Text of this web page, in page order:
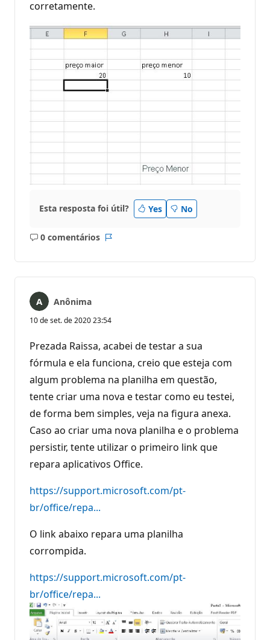
corretamente.
Esta resposta foi útil? Yes No
0 comentários
Sem
Anônima
10 de set. de 2020 23:54
Prezada Raissa, acabei de testar a sua
fórmula e ela funciona, creio que esteja com
algum problema na planilha em questão,
tente criar uma nova e testar como eu testei,
de forma bem simples, veja na figura anexa.
Caso ao criar uma nova planilha e o problema
persistir, tente utilizar o primeiro link que
repara aplicativos Office.
https://support.microsoft.com/pt-
br/office/repa...
O link abaixo repara uma planilha
corrompida.
https://support.microsoft.com/pt-
br/office/repa...